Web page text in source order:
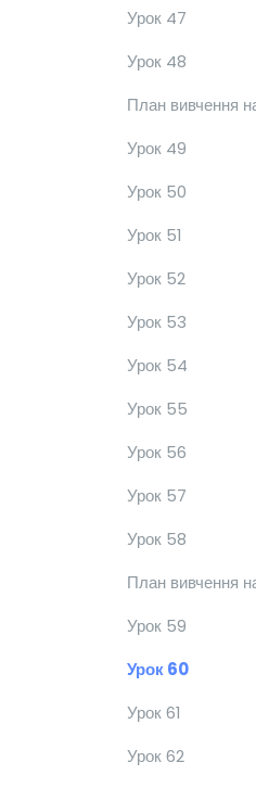
Урок 47
Урок 48
План вивчення
Урок 49
Урок 50
Урок 51
Урок 52
Урок 53
Урок 54
Урок 55
Урок 56
Урок 57
Урок 58
План вивчення
Урок 59
Урок 60
Урок 61
Урок 62